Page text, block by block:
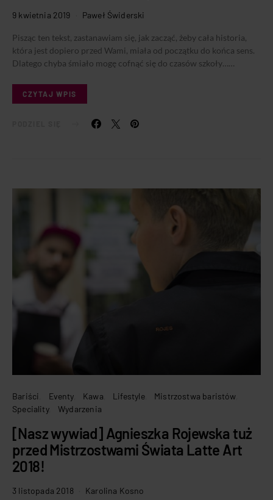
9 kwietnia 2019 Paweł Świderski
Pisząc ten tekst, zastanawiam się, jak zacząć, żeby cała historia,
która jest dopiero przed Wami, miała od początku do końca sens.
Dlatego chyba śmiało mogę cofnąć się do czasów szkoły……
CZYTAJ WPIS
Bariści Eventy Kawa Lifestyle
Mistrzostwa baristów
Speciality
Wydarzenia
[Nasz wywiad] Agnieszka Rojewska tuż
przed Mistrzostwami Świata Latte Art
2018!
3 listopada 2018 Karolina Kosno